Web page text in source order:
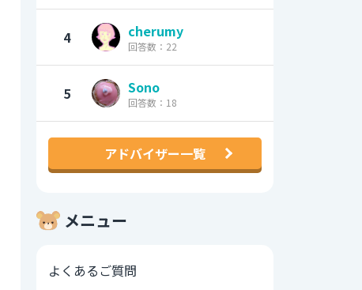
4 cherumy
回答数：22
5 Sono
回答数：18
アドバイザー一覧
メニュー
よくあるご質問